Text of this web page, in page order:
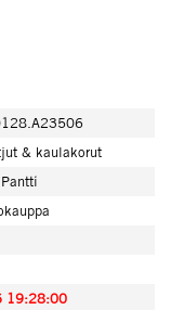
& kaulakorut
19:28:00